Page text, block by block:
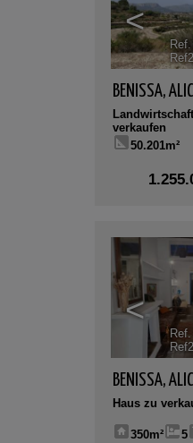
<
BENISSA,
verkaufen
50.201m²
<
BENISSA,
Haus zu
350m² 5